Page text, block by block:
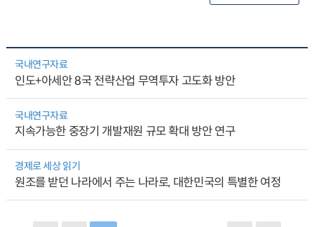
국내연구자료
인도+아세안 8국 전략산업 무역투자 고도화 방안
국내연구자료
지속가능한 중장기 개발재원 규모 확대 방안 연구
경제로 세상 읽기
원조를 받던 나라에서 주는 나라로, 대한민국의 특별한 여정